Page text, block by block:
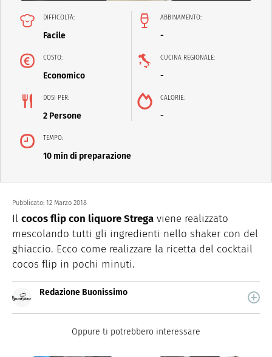
DIFFICOLTÀ:
Facile
ABBINAMENTO:
-
COSTO:
Economico
CUCINA REGIONALE:
-
DOSI PER:
2 Persone
CALORIE:
-
TEMPO:
10 min di preparazione
Pubblicato: 12 Marzo 2018
Il cocos flip con liquore Strega viene realizzato
mescolando tutti gli ingredienti nello shaker con del
ghiaccio. Ecco come realizzare la ricetta del cocktail
cocos flip in pochi minuti.
Redazione Buonissimo
quale trovi idee veloci, facili e spiegate passo passo.
Oppure ti potrebbero interessare